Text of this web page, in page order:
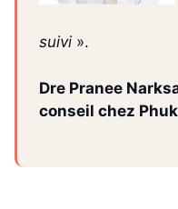
suivi».
Dre Pranee
conseil chez